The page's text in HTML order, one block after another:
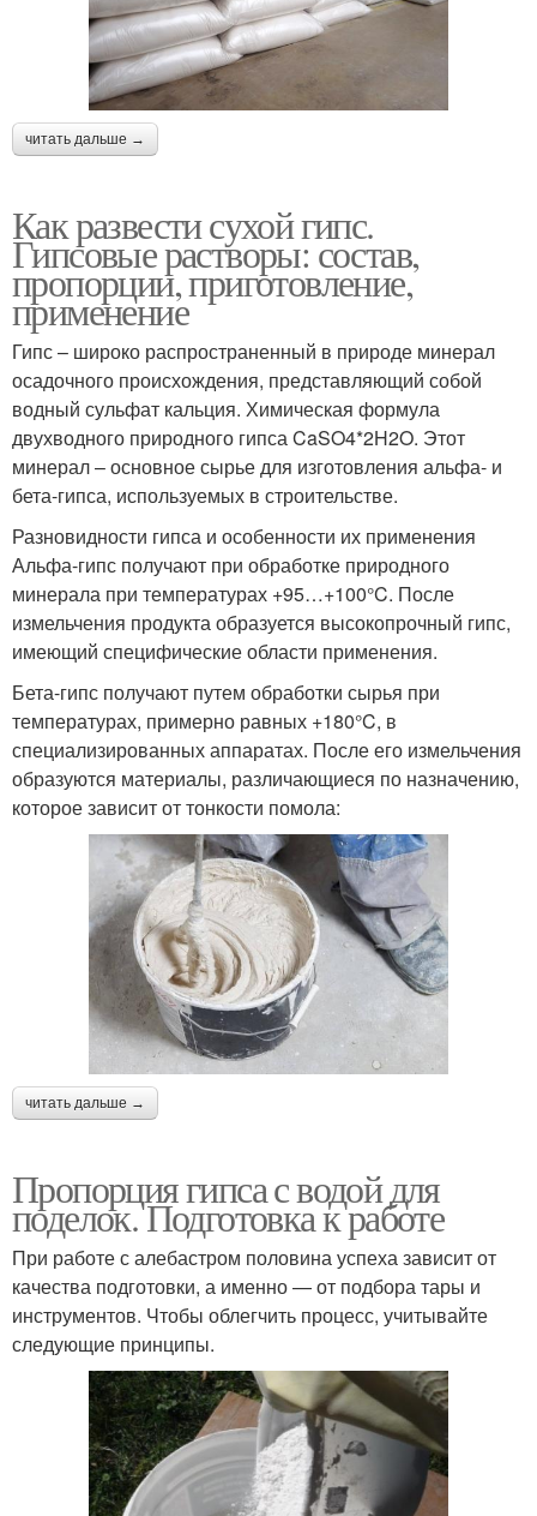
читать дальше →
Как развести сухой гипс.
Гипсовые растворы: состав,
пропорции, приготовление,
применение
Гипс – широко распространенный в природе минерал
осадочного происхождения, представляющий собой
водный сульфат кальция. Химическая формула
двухводного природного гипса CaSO4*2H2O. Этот
минерал – основное сырье для изготовления альфа- и
бета-гипса, используемых в строительстве.
Разновидности гипса и особенности их применения
Альфа-гипс получают при обработке природного
минерала при температурах +95…+100°C. После
измельчения продукта образуется высокопрочный гипс,
имеющий специфические области применения.
Бета-гипс получают путем обработки сырья при
температурах, примерно равных +180°C, в
специализированных аппаратах. После его измельчения
образуются материалы, различающиеся по назначению,
которое зависит от тонкости помола:
читать дальше →
Пропорция гипса с водой для
поделок. Подготовка к работе
При работе с алебастром половина успеха зависит от
качества подготовки, а именно — от подбора тары и
инструментов. Чтобы облегчить процесс, учитывайте
следующие принципы.